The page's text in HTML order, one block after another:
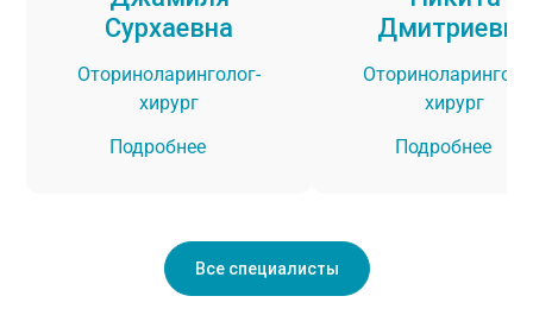
Сурхаевна
Оториноларинголог-
хирург
Подробнее
Дмитриевич
хирург
Подробнее
Все специалисты